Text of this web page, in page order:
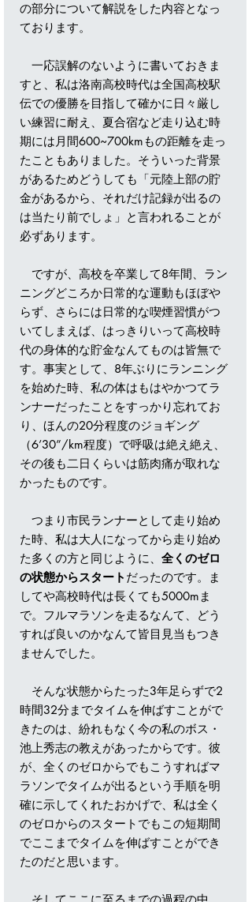
の部分について解説をした内容となっ
ております。
一応誤解のないように書いておきま
すと、私は洛南高校時代は全国高校駅
伝での優勝を目指して確かに日々厳し
い練習に耐え、夏合宿など走り込む時
期には月間600~700kmもの距離を走っ
たこともありました。そういった背景
があるためどうしても「元陸上部の貯
金があるから、それだけ記録が出るの
は当たり前でしょ」と言われることが
必ずあります。
ですが、高校を卒業して8年間、ラン
ニングどころか日常的な運動もほぼや
らず、さらには日常的な喫煙習慣がつ
いてしまえば、はっきりいって高校時
代の身体的な貯金なんてものは皆無で
す。事実として、8年ぶりにランニング
を始めた時、私の体はもはやかつてラ
ンナーだったことをすっかり忘れてお
り、ほんの20分程度のジョギング
（6’30”/km程度）で呼吸は絶え絶え、
その後も二日くらいは筋肉痛が取れな
かったものです。
つまり市民ランナーとして走り始め
た時、私は大人になってから走り始め
た多くの方と同じように、 全くのゼロ
の状態からスタート だったのです。ま
してや高校時代は長くても5000mま
で。フルマラソンを走るなんて、どう
すれば良いのかなんて皆目見当もつき
ませんでした。
そんな状態からたった3年足らずで2
時間32分までタイムを伸ばすことがで
きたのは、紛れもなく今の私のボス・
池上秀志の教えがあったからです。彼
が、全くのゼロからでもこうすればマ
ラソンでタイムが出るという手順を明
確に示してくれたおかげで、私は全く
のゼロからのスタートでもこの短期間
でここまでタイムを伸ばすことができ
たのだと思います。